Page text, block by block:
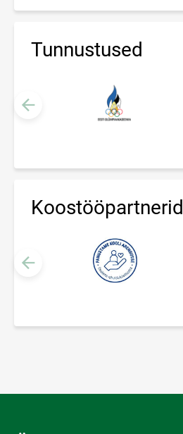
Tunnustused
Koostööpartnerid